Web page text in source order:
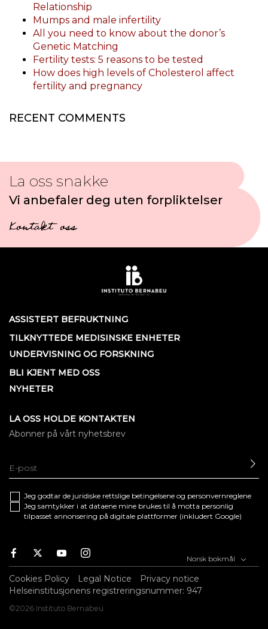
Relationship
Mumps and male infertility
All you need to know about the donor’s
Genetic Matching
Fertility tests: 5 reasons to be tested
How does high levels of Cholesterol affect
fertility and pregnancy
RECENT COMMENTS
La oss snakke
Vi anbefaler deg uten forpliktelser
Kontakt oss
ASSISTERT BEFRUKTNING
TILKNYTTEDE MEDISINSKE ENHETER
UNDERVISNING OG FORSKNING
BLI KJENT MED OSS
NYHETER
LA OSS HOLDE KONTAKTEN
Abonner på vårt nyhetsbrev
Jeg godtar de juridiske rettslige betingelsene og personvernreglene
Jeg samtykker i at dataene mine brukes til å motta personlig
tilpasset annonsering på digitale plattformer (inkludert Google)
Facebook
TwitterYoutubeInstagram Norsk bokmål
Cookies Policy Legal Notice
Privacy notice
Helseinstitusjonens registreringsnummer: 947
©2026 Instituto Bernabeu